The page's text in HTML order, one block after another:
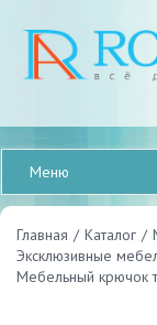
Меню
Главная / Каталог /
Эксклюзивные
Мебельный крючок